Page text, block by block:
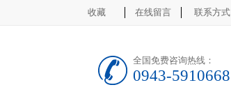
收藏 在线留言 联系方式
全国免费咨询热线：
0943-5910668